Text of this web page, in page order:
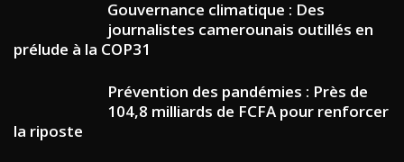
Gouvernance climatique : Des
journalistes camerounais outillés en
prélude à la COP31
Prévention des pandémies : Près de
104,8 milliards de FCFA pour renforcer
la riposte